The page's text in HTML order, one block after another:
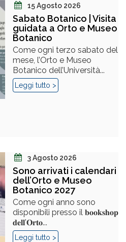
15 Agosto 2026
Sabato Botanico | Visita
guidata a Orto e Museo
Botanico
Come ogni terzo sabato del
mese, l’Orto e Museo
Botanico dell’Università...
Leggi tutto >
3 Agosto 2026
Sono arrivati i calendari
dell’Orto e Museo
Botanico 2027
Come ogni anno sono
disponibili presso il 𝐛𝐨𝐨𝐤𝐬𝐡𝐨𝐩
𝐝𝐞𝐥𝐥’𝐎𝐫𝐭𝐨...
Leggi tutto >